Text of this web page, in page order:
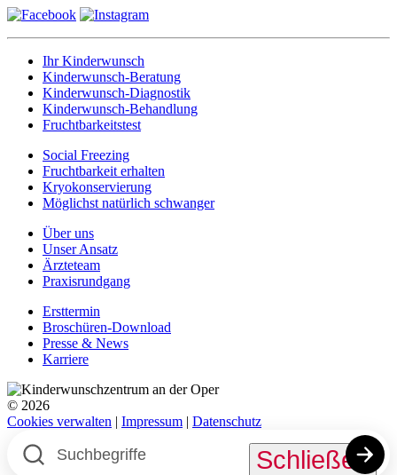
Ihr Kinderwunsch
Kinderwunsch-Beratung
Kinderwunsch-Diagnostik
Kinderwunsch-Behandlung
Fruchtbarkeitstest
Social Freezing
Fruchtbarkeit erhalten
Kryokonservierung
Möglichst natürlich schwanger
Über uns
Unser Ansatz
Ärzteteam
Praxisrundgang
Ersttermin
Broschüren-Download
Presse & News
Karriere
© 2026
Cookies verwalten | Impressum | Datenschutz
Schließen